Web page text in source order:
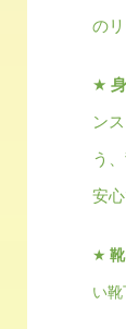
の
★
ン
う
安心
★
い靴